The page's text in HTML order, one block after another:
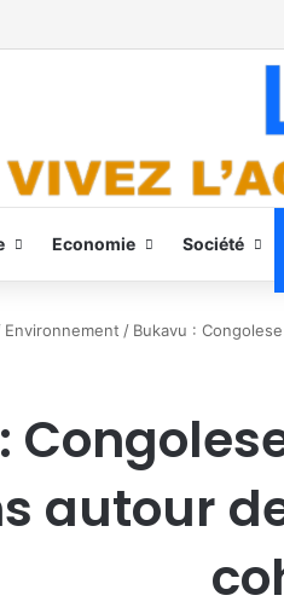
Economie Société
Environnement / Bukavu :
autour